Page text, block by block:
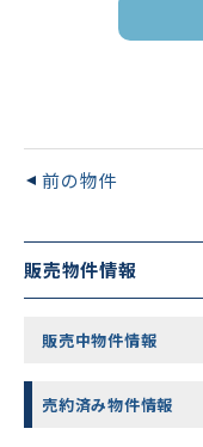
前の物件
販売物件情報
販売中物件情報
売約済み物件情報